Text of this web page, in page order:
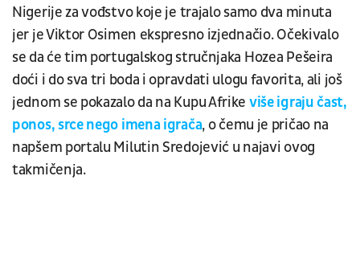
Nigerije za vođstvo koje je trajalo samo dva minuta
jer je Viktor Osimen ekspresno izjednačio. Očekivalo
se da će tim portugalskog stručnjaka Hozea Pešeira
doći i do sva tri boda i opravdati ulogu favorita, ali još
jednom se pokazalo da na Kupu Afrike više igraju čast,
ponos, srce nego imena igrača, o čemu je pričao na
napšem portalu Milutin Sredojević u najavi ovog
takmičenja.